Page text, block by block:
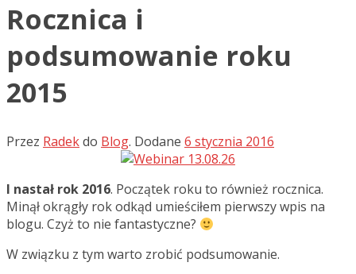
Rocznica i
podsumowanie roku
2015
Przez Radekdo Blog. Dodane 6 stycznia 2016
I nastał rok 2016. Początek roku to również rocznica.
Minął okrągły rok odkąd umieściłem pierwszy wpis na
blogu. Czyż to nie fantastyczne?
W związku z tym warto zrobić podsumowanie.